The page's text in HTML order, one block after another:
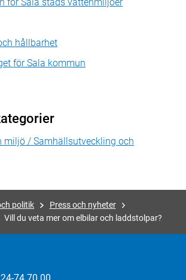
hållbarhet
för Sala kommun
miljö / Samhällsutveckling och
politik
Press och nyheter
Vill du veta mer om elbilar och laddstolpar?